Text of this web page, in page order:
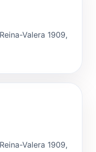
Valera 1909,
Valera 1909,